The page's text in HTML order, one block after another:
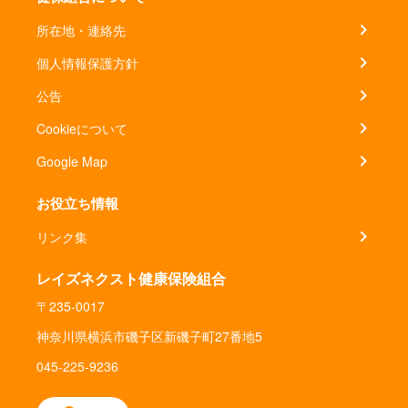
所在地・連絡先
個人情報保護方針
公告
Cookieについて
Google Map
お役立ち情報
リンク集
レイズネクスト健康保険組合
〒235-0017
神奈川県横浜市磯子区新磯子町27番地5
045-225-9236